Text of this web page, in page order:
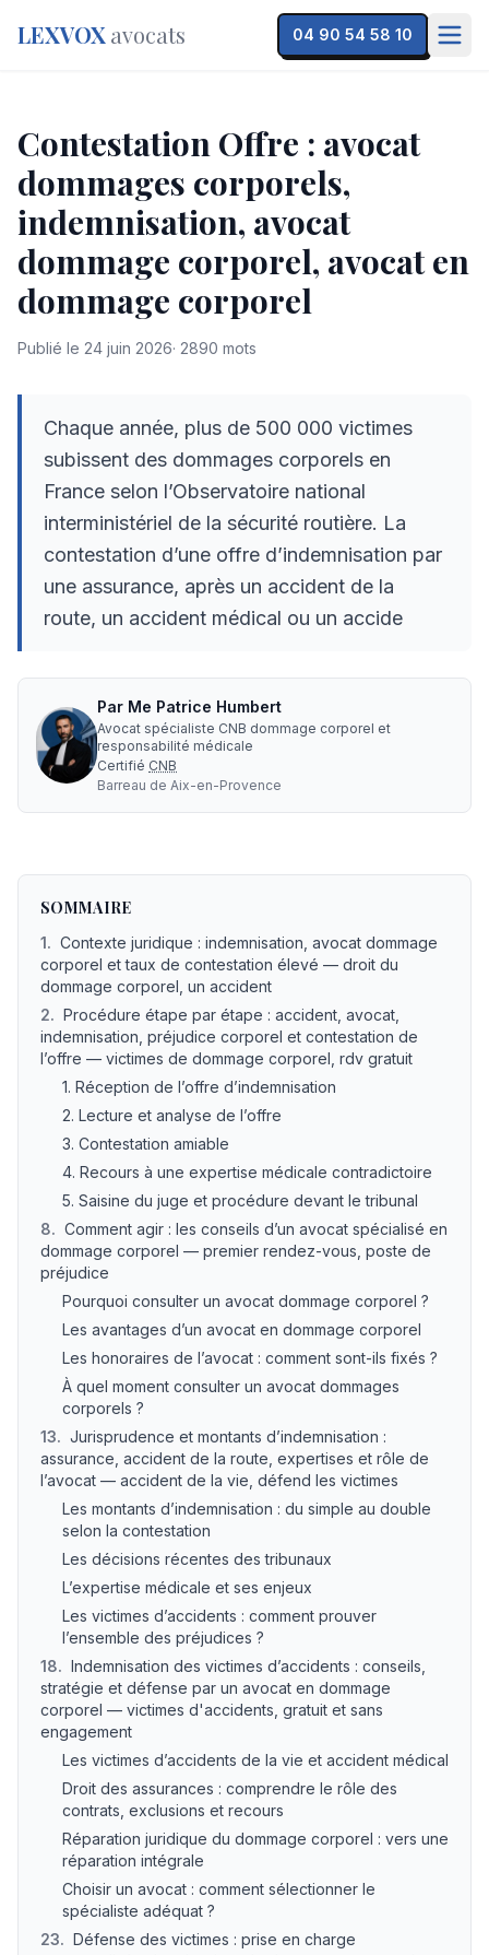
LEXVOX avocats 04 90 54 58 10
Contestation Offre : avocat
dommages corporels,
indemnisation, avocat
dommage corporel, avocat en
dommage corporel
Publié le 24 juin 2026· 2890 mots
Chaque année, plus de 500 000 victimes
subissent des dommages corporels en
France selon l’Observatoire national
interministériel de la sécurité routière. La
contestation d’une offre d’indemnisation par
une assurance, après un accident de la
route, un accident médical ou un accide
Par Me Patrice Humbert
Avocat spécialiste CNB dommage corporel et
responsabilité médicale
Certifié CNB
Barreau de Aix-en-Provence
SOMMAIRE
1. Contexte juridique : indemnisation, avocat dommage
corporel et taux de contestation élevé — droit du
dommage corporel, un accident
2. Procédure étape par étape : accident, avocat,
indemnisation, préjudice corporel et contestation de
l’offre — victimes de dommage corporel, rdv gratuit
1. Réception de l’offre d’indemnisation
2. Lecture et analyse de l’offre
3. Contestation amiable
4. Recours à une expertise médicale contradictoire
5. Saisine du juge et procédure devant le tribunal
8. Comment agir : les conseils d’un avocat spécialisé en
dommage corporel — premier rendez-vous, poste de
préjudice
Pourquoi consulter un avocat dommage corporel ?
Les avantages d’un avocat en dommage corporel
Les honoraires de l’avocat : comment sont-ils fixés ?
À quel moment consulter un avocat dommages
corporels ?
13. Jurisprudence et montants d’indemnisation :
assurance, accident de la route, expertises et rôle de
l’avocat — accident de la vie, défend les victimes
Les montants d’indemnisation : du simple au double
selon la contestation
Les décisions récentes des tribunaux
L’expertise médicale et ses enjeux
Les victimes d’accidents : comment prouver
l’ensemble des préjudices ?
18. Indemnisation des victimes d’accidents : conseils,
stratégie et défense par un avocat en dommage
corporel — victimes d'accidents, gratuit et sans
engagement
Les victimes d’accidents de la vie et accident médical
Droit des assurances : comprendre le rôle des
contrats, exclusions et recours
Réparation juridique du dommage corporel : vers une
réparation intégrale
Choisir un avocat : comment sélectionner le
spécialiste adéquat ?
23. Défense des victimes : prise en charge